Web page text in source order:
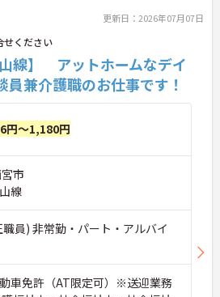
更新日：2026年07月07日
ください
山線】 アットホームなデイ
兼介護職のお仕事です！
円～1,180円
市
線
員) 非常勤・パート・アルバイ
車免許（AT限定可）※送迎業務